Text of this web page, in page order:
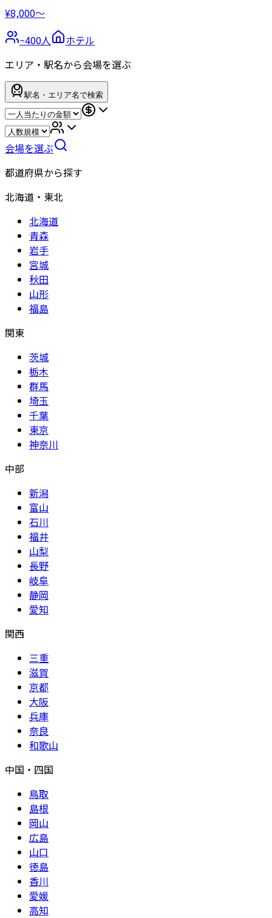
¥8,000〜
~400人
ホテル
エリア・駅名から会場を選ぶ
駅名・エリア名で検索
会場を選ぶ
都道府県から探す
北海道・東北
北海道
青森
岩手
宮城
秋田
山形
福島
関東
茨城
栃木
群馬
埼玉
千葉
東京
神奈川
中部
新潟
富山
石川
福井
山梨
長野
岐阜
静岡
愛知
関西
三重
滋賀
京都
大阪
兵庫
奈良
和歌山
中国・四国
鳥取
島根
岡山
広島
山口
徳島
香川
愛媛
高知